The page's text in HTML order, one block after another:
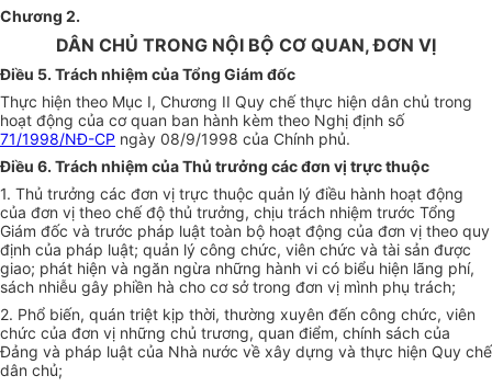
Chương 2.
DÂN CHỦ TRONG NỘI BỘ CƠ QUAN, ĐƠN VỊ
Điều 5. Trách nhiệm của Tổng Giám đốc
Thực hiện theo Mục I, Chương II Quy chế thực hiện dân chủ trong
hoạt động của cơ quan ban hành kèm theo Nghị định số
71/1998/NĐ-CP ngày 08/9/1998 của Chính phủ.
Điều 6. Trách nhiệm của Thủ trưởng các đơn vị trực thuộc
1. Thủ trưởng các đơn vị trực thuộc quản lý điều hành hoạt động
của đơn vị theo chế độ thủ trưởng, chịu trách nhiệm trước Tổng
Giám đốc và trước pháp luật toàn bộ hoạt động của đơn vị theo quy
định của pháp luật; quản lý công chức, viên chức và tài sản được
giao; phát hiện và ngăn ngừa những hành vi có biểu hiện lãng phí,
sách nhiễu gây phiền hà cho cơ sở trong đơn vị mình phụ trách;
2. Phổ biến, quán triệt kịp thời, thường xuyên đến công chức, viên
chức của đơn vị những chủ trương, quan điểm, chính sách của
Đảng và pháp luật của Nhà nước về xây dựng và thực hiện Quy chế
dân chủ;